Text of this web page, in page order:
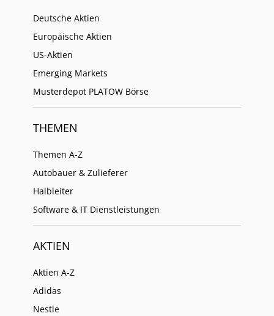
Deutsche Aktien
Europäische Aktien
US-Aktien
Emerging Markets
Musterdepot PLATOW Börse
THEMEN
Themen A-Z
Autobauer & Zulieferer
Halbleiter
Software & IT Dienstleistungen
AKTIEN
Aktien A-Z
Adidas
Nestle